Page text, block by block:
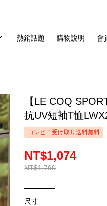
熱銷話題 購物說明 會
【LE COQ
抗UV短袖T恤
コンビニ受け取り送料無料
NT$1,790
NT$1,074
尺寸